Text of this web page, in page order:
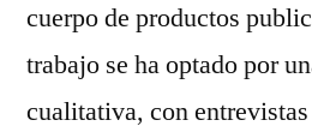
cuerpo de productos
trabajo se ha optado por
cualitativa, con